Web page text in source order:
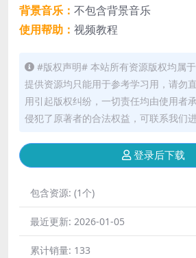
背景音乐： 不包含背景音乐
使用帮助： 视频教程
#版权声明# 本站所有资源版权均属
提供资源均只能用于参考学习用，请勿
用引起版权纠纷，一切责任均由使用者
侵犯了原著者的合法权益，可联系我们
登录后下载
包含资源: (1个)
最近更新: 2026-01-05
累计销量: 133